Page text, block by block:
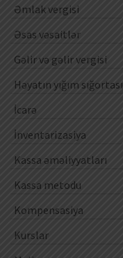
Əmlak vergisi
Əsas vəsaitlər
Gəlir və gəlir vergisi
Həyatın yığım sığortası
İcarə
İnventarizasiya
Kassa əməliyyatları
Kassa metodu
Kompensasiya
Kurslar